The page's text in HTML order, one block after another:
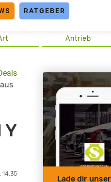
RATGEBER
Antrieb
Y
14:35
Lade dir